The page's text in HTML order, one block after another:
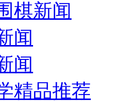
棋新闻
闻
闻
精品推荐